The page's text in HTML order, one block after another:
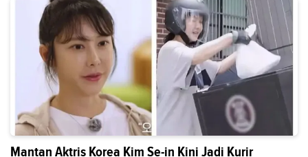
Mantan Aktris Korea Kim Se-in Kini Jadi Kurir